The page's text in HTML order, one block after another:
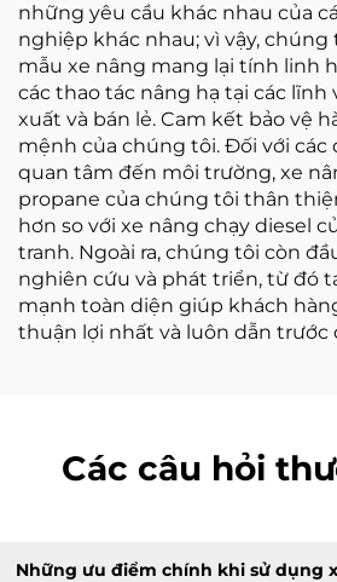
những yêu cầu khác nhau của
nghiệp khác nhau; vì vậy,
mẫu xe nâng mang lại tính linh
các thao tác nâng hạ tại các lĩnh
xuất và bán lẻ. Cam kết bảo vệ
mệnh của chúng tôi. Đối với các
quan tâm đến môi trường, xe
propane của chúng tôi thân
hơn so với xe nâng chạy diesel
tranh. Ngoài ra, chúng tôi còn
nghiên cứu và phát triển, từ đó
mạnh toàn diện giúp khách
thuận lợi nhất và luôn dẫn trước
Các câu hỏi
Những ưu điểm chính khi sử dụng